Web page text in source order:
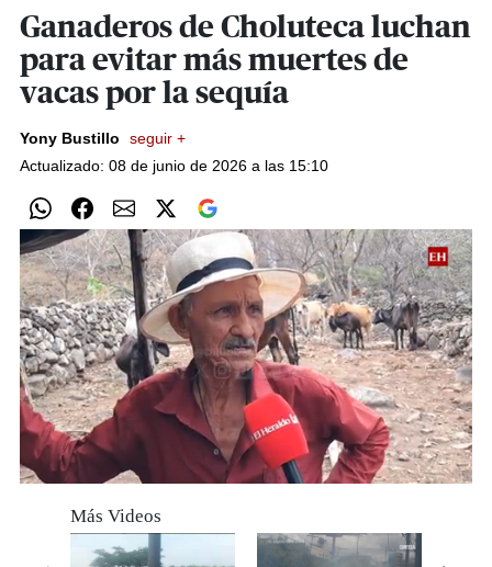
Ganaderos de Choluteca luchan
para evitar más muertes de
vacas por la sequía
Yony Bustillo
seguir +
Actualizado: 08 de junio de 2026 a las 15:10
Más Videos